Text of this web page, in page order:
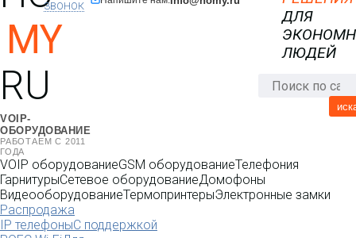
MY
RU
VOIP-
ОБОРУДОВАНИЕ
РАБОТАЕМ С 2011
ГОДА
ЗВОНОК
ДЛЯ
ЛЮДЕЙ
VOIP оборудованиеGSM оборудованиеТелефония
ГарнитурыСетевое оборудованиеДомофоны
ВидеооборудованиеТермопринтерыЭлектронные замки
Распродажа
IP телефоныС поддержкой